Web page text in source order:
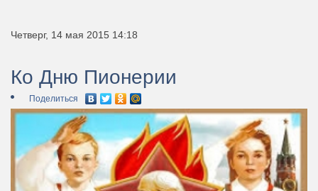
Четверг, 14 мая 2015 14:18
Ко Дню Пионерии
Поделиться